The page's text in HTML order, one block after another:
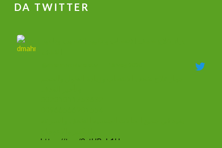
DA TWITTER
https://t.co/9ztUBoh1Ha